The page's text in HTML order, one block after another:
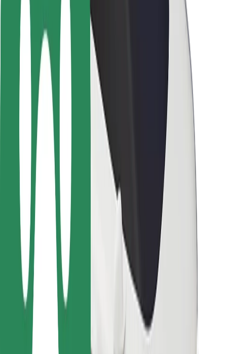
Pasažieru drošība
Autovadītāju drošība
Skrejriteņu drošība
Drošības laboratorija
Pilsētas
Pilsētas
Risinājumi pilsētām
Lidostas
Bolt uzlādes statīvi
Palīdzība
Pasažieriem
Autovadītājiem
Kurjeriem
Bolt Food
Autoparku īpašniekiem
Restorāniem
Bolt for Business
Piegādātāji